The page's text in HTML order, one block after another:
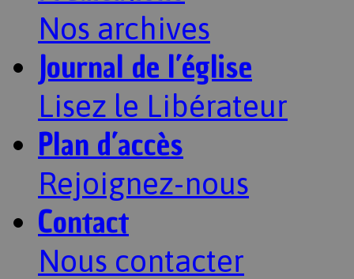
Nos archives
Journal de l’église
Lisez le Libérateur
Plan d’accès
Rejoignez-nous
Contact
Nous contacter